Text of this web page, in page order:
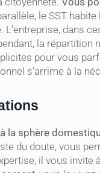
le SST
dans
la répartition
pour vous
s’arrime à la
la sphère
du doute, vous
il vous invite